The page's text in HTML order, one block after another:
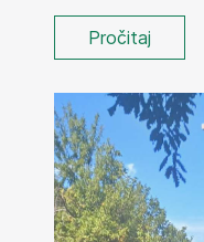
Pročitaj